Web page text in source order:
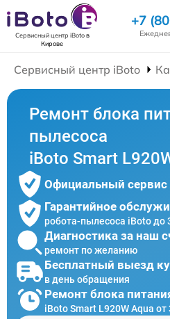
Сервисный центр iBotoв
Кирове
+7
Сервисный центр iBoto
Ремонт блока
пылесоса
iBoto Smart
Официальный сервис
Гарантийное
робота-пылесоса iBoto до
Диагностика за наш
ремонт по желанию
Бесплатный выезд
в день обращения
Ремонт блока
iBoto Smart L920W Aqua от